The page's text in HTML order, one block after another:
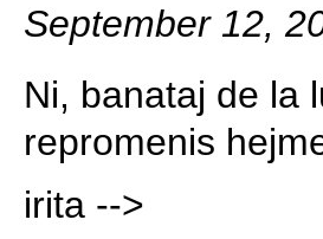
September 12,
Ni, banataj de la
repromenis
irita -->